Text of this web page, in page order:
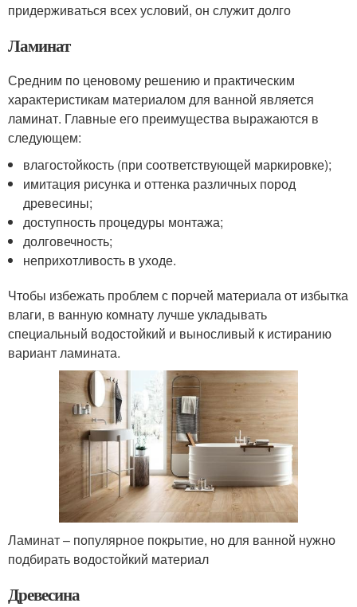
придерживаться всех условий, он служит долго
Ламинат
Средним по ценовому решению и практическим
характеристикам материалом для ванной является
ламинат. Главные его преимущества выражаются в
следующем:
влагостойкость (при соответствующей маркировке);
имитация рисунка и оттенка различных пород
древесины;
доступность процедуры монтажа;
долговечность;
неприхотливость в уходе.
Чтобы избежать проблем с порчей материала от избытка
влаги, в ванную комнату лучше укладывать
специальный водостойкий и выносливый к истиранию
вариант ламината.
Ламинат – популярное покрытие, но для ванной нужно
подбирать водостойкий материал
Древесина